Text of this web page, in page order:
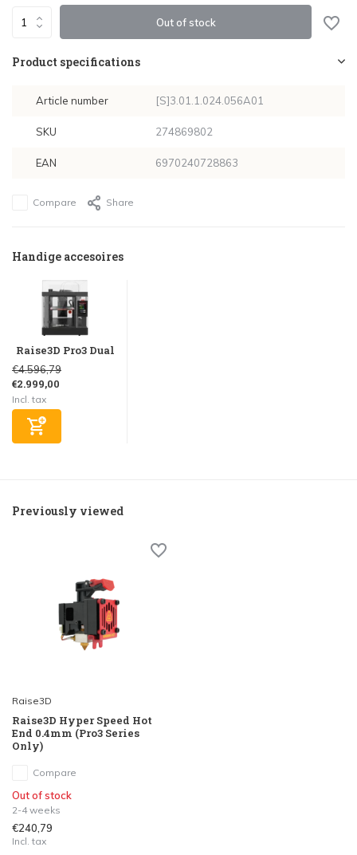
Out of stock
Product specifications
Article number [S]3.01.1.024.056A01
SKU 274869802
EAN 6970240728863
Compare Share
Handige accesoires
Raise3D Pro3 Dual
€4.596,79
€2.999,00
Incl. tax
Previously viewed
Raise3D
Raise3D Hyper Speed Hot
End 0.4mm (Pro3 Series
Only)
Compare
Out of stock
2-4 weeks
€240,79
Incl. tax